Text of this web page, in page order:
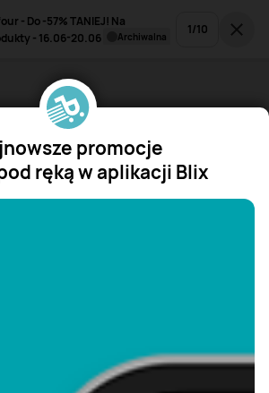
- Do -57% TANIEJ! Na
- 16.06-20.06
archiwalna 1/10
promocje
ręką w aplikacji Blix